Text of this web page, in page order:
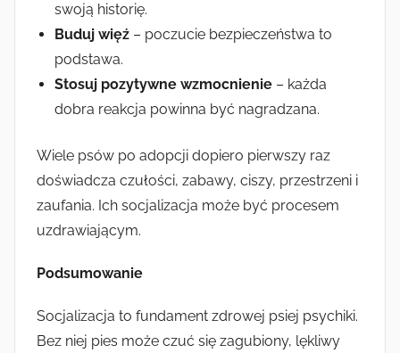
swoją historię.
Buduj więź – poczucie bezpieczeństwa to
podstawa.
Stosuj pozytywne wzmocnienie – każda
dobra reakcja powinna być nagradzana.
Wiele psów po adopcji dopiero pierwszy raz
doświadcza czułości, zabawy, ciszy, przestrzeni i
zaufania. Ich socjalizacja może być procesem
uzdrawiającym.
Podsumowanie
Socjalizacja to fundament zdrowej psiej psychiki.
Bez niej pies może czuć się zagubiony, lękliwy